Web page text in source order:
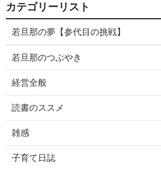
カテゴリーリスト
若旦那の夢【参代目の挑戦】
若旦那のつぶやき
経営全般
読書のススメ
雑感
子育て日誌